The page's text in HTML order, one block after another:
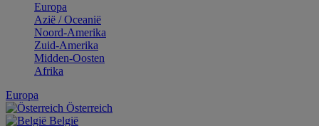
Europa
Aziё / Oceaniё
Noord-Amerika
Zuid-Amerika
Midden-Oosten
Afrika
Europa
Österreich
België